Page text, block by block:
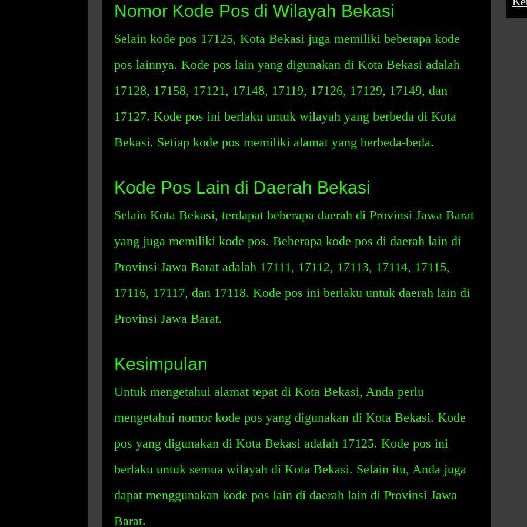
Nomor Kode Pos di Wilayah Bekasi
Selain kode pos 17125, Kota Bekasi juga memiliki beberapa kode
pos lainnya. Kode pos lain yang digunakan di Kota Bekasi adalah
17128, 17158, 17121, 17148, 17119, 17126, 17129, 17149, dan
17127. Kode pos ini berlaku untuk wilayah yang berbeda di Kota
Bekasi. Setiap kode pos memiliki alamat yang berbeda-beda.
Kode Pos Lain di Daerah Bekasi
Selain Kota Bekasi, terdapat beberapa daerah di Provinsi Jawa Barat
yang juga memiliki kode pos. Beberapa kode pos di daerah lain di
Provinsi Jawa Barat adalah 17111, 17112, 17113, 17114, 17115,
17116, 17117, dan 17118. Kode pos ini berlaku untuk daerah lain di
Provinsi Jawa Barat.
Kesimpulan
Untuk mengetahui alamat tepat di Kota Bekasi, Anda perlu
mengetahui nomor kode pos yang digunakan di Kota Bekasi. Kode
pos yang digunakan di Kota Bekasi adalah 17125. Kode pos ini
berlaku untuk semua wilayah di Kota Bekasi. Selain itu, Anda juga
dapat menggunakan kode pos lain di daerah lain di Provinsi Jawa
Barat.